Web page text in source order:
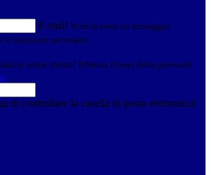
E-mail Verrà inviato un messaggio
istruzioni necessarie.
al nome utente? Effettua il reset della password
di controllare la casella di posta elettronica!